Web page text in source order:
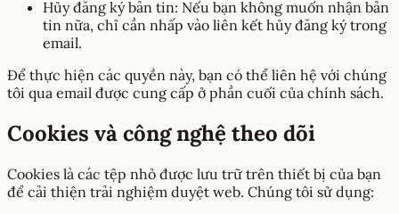
Hủy đăng ký bản tin: Nếu bạn không muốn nhận bản
tin nữa, chỉ cần nhấp vào liên kết hủy đăng ký trong
email.
Để thực hiện các quyền này, bạn có thể liên hệ với chúng
tôi qua email được cung cấp ở phần cuối của chính sách.
Cookies và công nghệ theo dõi
Cookies là các tệp nhỏ được lưu trữ trên thiết bị của bạn
để cải thiện trải nghiệm duyệt web. Chúng tôi sử dụng: